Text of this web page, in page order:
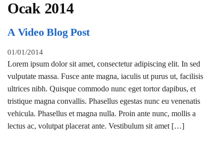
Ocak 2014
A Video Blog Post
01/01/2014
Lorem ipsum dolor sit amet, consectetur adipiscing elit. In sed
vulputate massa. Fusce ante magna, iaculis ut purus ut, facilisis
ultrices nibh. Quisque commodo nunc eget tortor dapibus, et
tristique magna convallis. Phasellus egestas nunc eu venenatis
vehicula. Phasellus et magna nulla. Proin ante nunc, mollis a
lectus ac, volutpat placerat ante. Vestibulum sit amet […]